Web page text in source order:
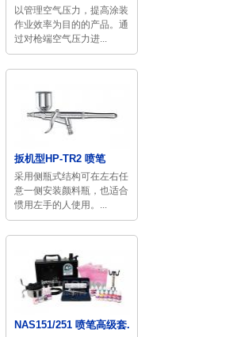
以管理空气压力，提高涂装
作业效率为目的的产品。通
过对枪端空气压力进...
扳机型HP-TR2 喷笔
采用侧瓶式结构可在左右任
意一侧安装颜料瓶，也适合
惯用左手的人使用。...
NAS151/251 喷笔高级套...